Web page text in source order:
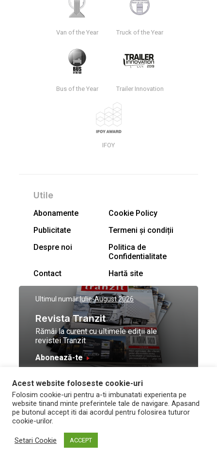
Van of the Year Truck of the Year
Bus of the Year Trailer Innovation
IFOY
Utile
Abonamente
Cookie Policy
Publicitate
Termeni și condiții
Despre noi
Politica de
Confidentialitate
Contact
Hartă site
Ultimul număr:Iulie-August 2026
Revista Tranzit
Rămâi la curent cu ultimele ediții ale
revistei Tranzit
Abonează-te
© Toate drepturile
rezervate Trafic Media
2026
Design by
and development by Neo
Vision Technologies
Acest website foloseste cookie-uri
Folosim cookie-uri pentru a-ti imbunatati experienta pe
website tinand minte preferintele tale de navigare. Apasand
pe butonul accept iti dai acordul pentru folosirea tuturor
cookie-urilor.
Setari Cookie ACCEPT